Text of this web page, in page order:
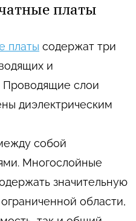
платы
платы содержат три
и
Проводящие слои
диэлектрическим
собой
Многослойные
значительную
области,